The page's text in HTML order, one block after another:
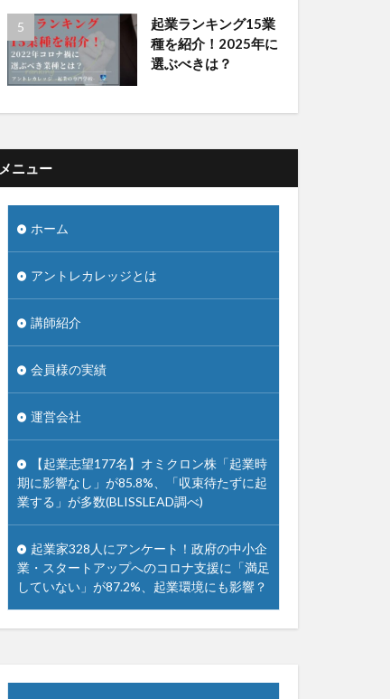
起業ランキング15業
種を紹介！2025年に
選ぶべきは？
メニュー
ホーム
アントレカレッジとは
講師紹介
会員様の実績
運営会社
【起業志望177名】オミクロン株「起業時
期に影響なし」が85.8%、「収束待たずに起
業する」が多数(BLISSLEAD調べ)
起業家328人にアンケート！政府の中小企
業・スタートアップへのコロナ支援に「満足
していない」が87.2%、起業環境にも影響？